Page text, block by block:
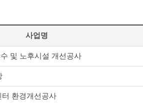
사업명
및 노후시설 개선공사
환경개선공사